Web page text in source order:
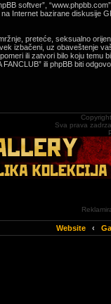
softver”,
Internet bazirane diskusije
preteće, seksualno
izbačeni, uz obaveštenje
ili zatvori bilo koju
ili phpBB biti
Sva prava
Website ‹